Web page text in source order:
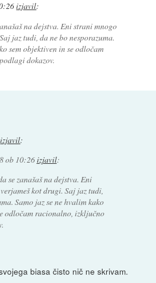
izjavil:
na dejstva. Eni strani mnogo
jaz tudi, da ne bo nesporazuma.
sem objektiven in se odločam
dokazov.
izjavil:
ob 10:26izjavil:
se zanašaš na dejstva. Eni
kot drugi. Saj jaz tudi,
Samo jaz se ne hvalim kako
odločam racionalno, izključno
biasa čisto nič ne skrivam.